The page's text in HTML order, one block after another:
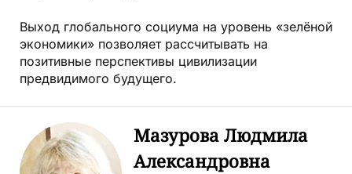
Выход глобального социума на уровень «зелёной
экономики» позволяет рассчитывать на
позитивные перспективы цивилизации
предвидимого будущего.
Мазурова Людмила
Александровна